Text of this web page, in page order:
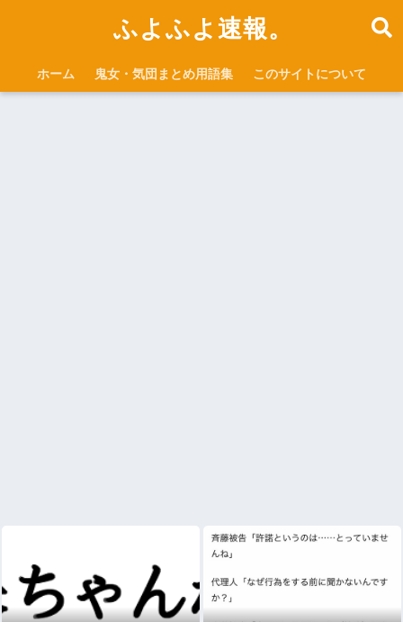
ふよふよ速報。
ホーム 鬼女・気団まとめ用語集 このサイトについて